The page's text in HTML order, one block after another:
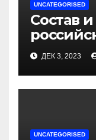
UNCATEGORISED
Состав
—
и
ДЕК 3, 2023
UNCATEGORISED